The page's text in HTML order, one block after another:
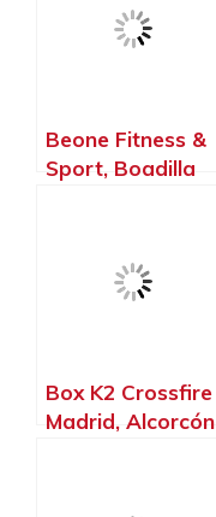
Beone Fitness &
Sport, Boadilla
Box K2 Crossfire
Madrid, Alcorcón